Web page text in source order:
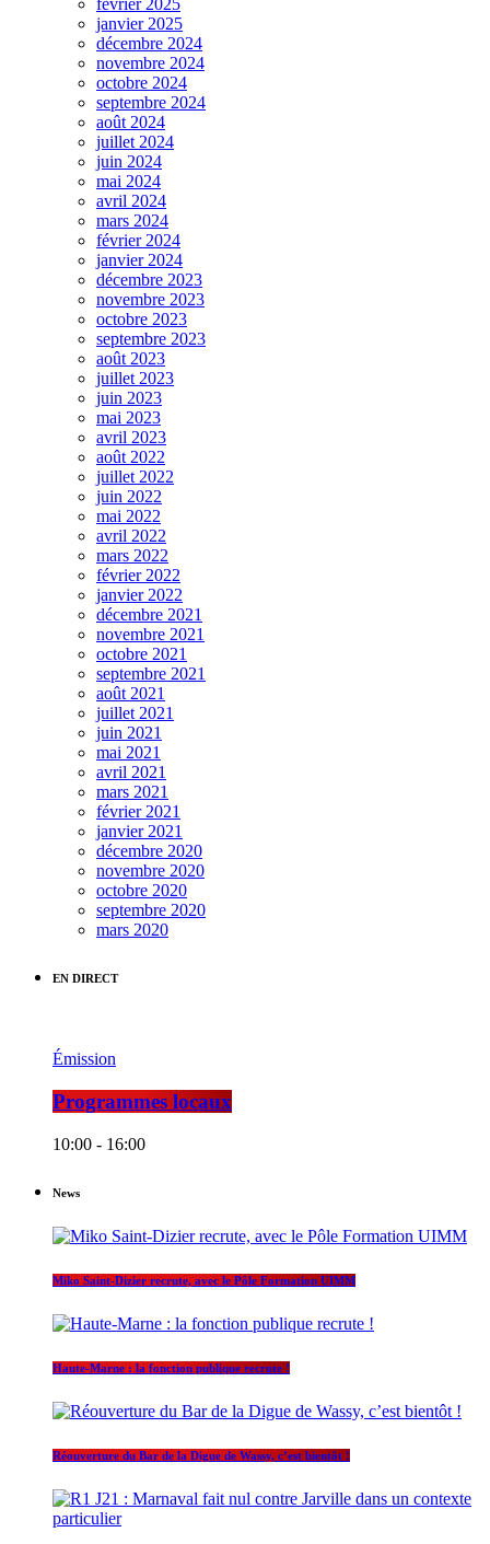
février 2025
janvier 2025
décembre 2024
novembre 2024
octobre 2024
septembre 2024
août 2024
juillet 2024
juin 2024
mai 2024
avril 2024
mars 2024
février 2024
janvier 2024
décembre 2023
novembre 2023
octobre 2023
septembre 2023
août 2023
juillet 2023
juin 2023
mai 2023
avril 2023
août 2022
juillet 2022
juin 2022
mai 2022
avril 2022
mars 2022
février 2022
janvier 2022
décembre 2021
novembre 2021
octobre 2021
septembre 2021
août 2021
juillet 2021
juin 2021
mai 2021
avril 2021
mars 2021
février 2021
janvier 2021
décembre 2020
novembre 2020
octobre 2020
septembre 2020
mars 2020
EN DIRECT
Émission
Programmes locaux
10:00 - 16:00
News
Miko Saint-Dizier recrute, avec le Pôle Formation UIMM
Haute-Marne : la fonction publique recrute !
Réouverture du Bar de la Digue de Wassy, c’est bientôt !